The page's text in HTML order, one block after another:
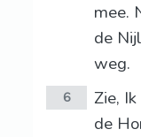
mee.
de
weg.
6
Zie,
de